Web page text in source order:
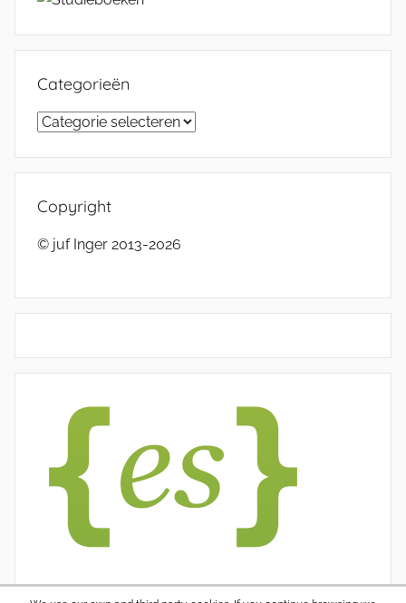
Categorieën
Categorieën
Copyright
© juf Inger 2013-2026